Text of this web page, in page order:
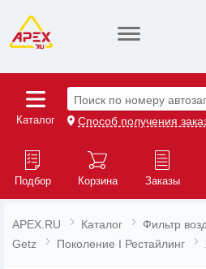
Каталог
Поиск по номеру
Способ получения
Подбор Корзина Заказы
APEX.RU Каталог Фильтр
Getz
Поколение I Рестайлинг